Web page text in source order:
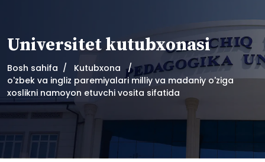
Universitet kutubxonasi
Bosh sahifa
Kutubxona
o'zbek va ingliz paremiyalari milliy va madaniy o'ziga
xoslikni namoyon etuvchi vosita sifatida